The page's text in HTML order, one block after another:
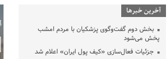
آخرین خبرها
بخش دوم گفت‌وگوی پزشکیان با مردم امشب
پخش می‌شود
جزئیات فعال‌سازی «کیف پول ایران» اعلام شد